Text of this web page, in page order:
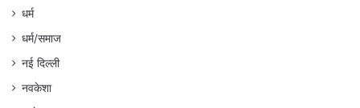
धर्म
धर्म/समाज
नई दिल्ली
नवकेशा